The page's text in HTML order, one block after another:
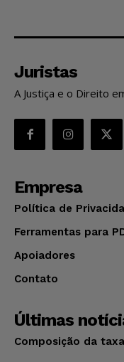
Juristas
A Justiça e o Direito
Empresa
Política de
Ferramentas para
Apoiadores
Contato
Últimas
Composição da